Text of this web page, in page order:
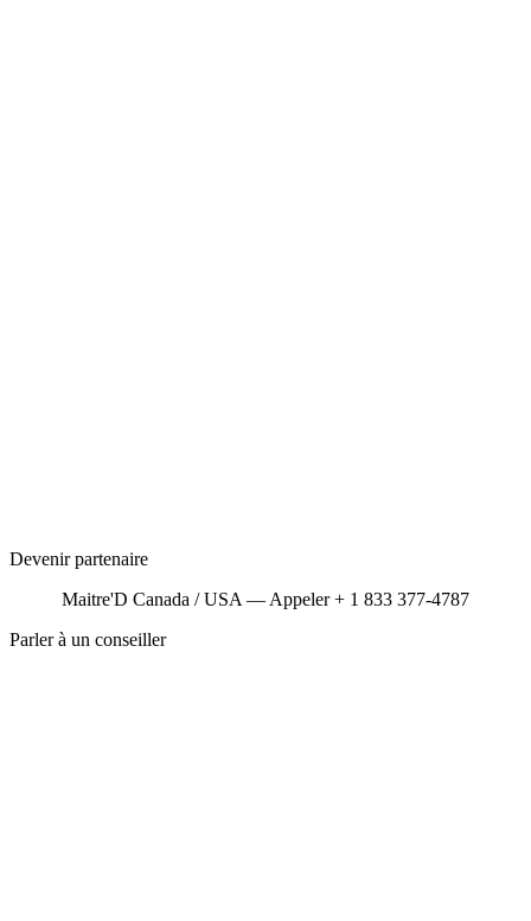
Devenir partenaire
Maitre'D Canada / USA — Appeler + 1 833 377-4787
Parler à un conseiller